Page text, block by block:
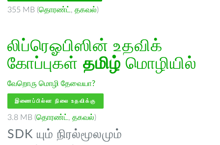
355 MB (தொரண்ட் , தகவல்)
லிப்ரெஓபிஸின் உதவிக்
கோப்புகள் தமிழ் மொழியில்
வேறொரு மொழி தேவையா?
இணைப்பில்லா நிலை உதவிக்கு
3.8 MB (தொரண்ட் , தகவல்)
SDK யும் நிரல்மூலமும்